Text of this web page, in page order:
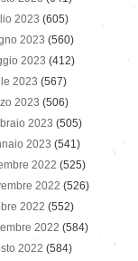
2023 (605)
2023 (560)
2023 (412)
2023 (567)
2023 (506)
2023 (505)
2023 (541)
2022 (525)
2022 (526)
2022 (552)
2022 (584)
2022 (584)